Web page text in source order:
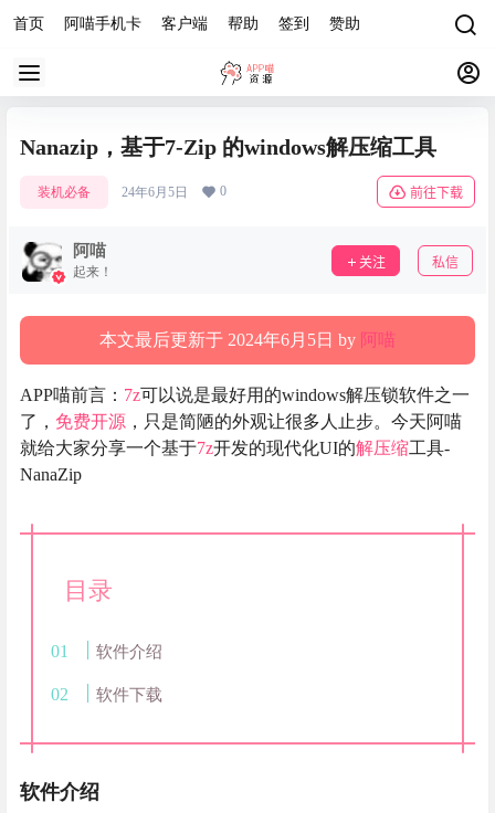
首页 阿喵手机卡 客户端 帮助 签到 赞助
Nanazip，基于7-Zip 的windows解压缩工具
装机必备 24年6月5日 0 前往下载
阿喵
起来！
关注 私信
本文最后更新于 2024年6月5日 by 阿喵
APP喵前言： 7z可以说是最好用的windows解压锁软件之一
了， 免费开源 ，只是简陋的外观让很多人止步。今天阿喵
就给大家分享一个基于7z开发的现代化UI的解压缩工具-
NanaZip
目录
软件介绍
软件下载
软件介绍